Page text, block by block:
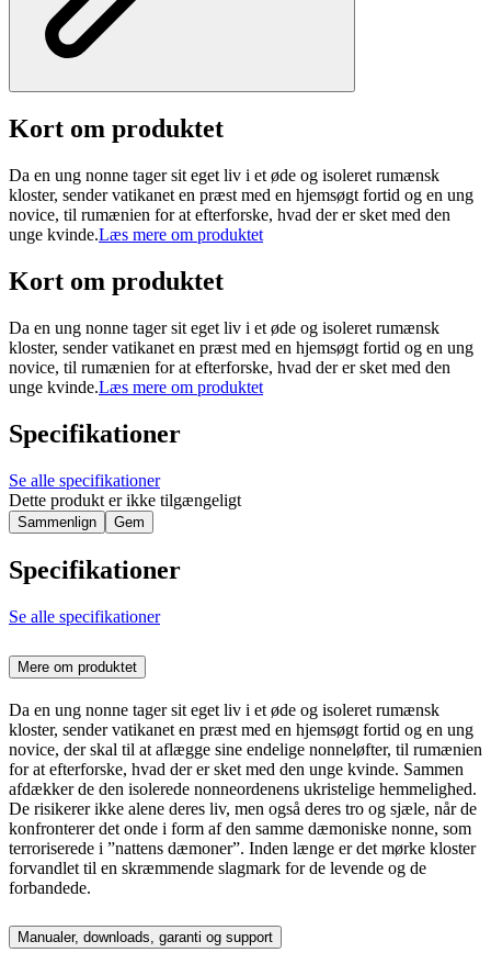
Kort om produktet
Da en ung nonne tager sit eget liv i et øde og isoleret rumænsk
kloster, sender vatikanet en præst med en hjemsøgt fortid og en ung
novice, til rumænien for at efterforske, hvad der er sket med den
unge kvinde.Læs mere om produktet
Kort om produktet
Da en ung nonne tager sit eget liv i et øde og isoleret rumænsk
kloster, sender vatikanet en præst med en hjemsøgt fortid og en ung
novice, til rumænien for at efterforske, hvad der er sket med den
unge kvinde.Læs mere om produktet
Specifikationer
Se alle specifikationer
Dette produkt er ikke tilgængeligt
Sammenlign Gem
Specifikationer
Se alle specifikationer
Mere om produktet
Da en ung nonne tager sit eget liv i et øde og isoleret rumænsk
kloster, sender vatikanet en præst med en hjemsøgt fortid og en ung
novice, der skal til at aflægge sine endelige nonneløfter, til rumænien
for at efterforske, hvad der er sket med den unge kvinde. Sammen
afdækker de den isolerede nonneordenens ukristelige hemmelighed.
De risikerer ikke alene deres liv, men også deres tro og sjæle, når de
konfronterer det onde i form af den samme dæmoniske nonne, som
terroriserede i ”nattens dæmoner”. Inden længe er det mørke kloster
forvandlet til en skræmmende slagmark for de levende og de
forbandede.
Manualer, downloads, garanti og support